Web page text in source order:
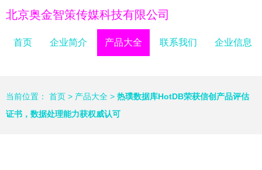
北京奥金智策传媒科技有限公司
首页 企业简介 产品大全 联系我们 企业信息
当前位置： 首页 > 产品大全 > 热璞数据库HotDB荣获信创产品评估
证书，数据处理能力获权威认可